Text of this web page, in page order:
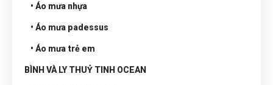
• Áo mưa nhựa
• Áo mưa padessus
• Áo mưa trẻ em
BÌNH VÀ LY THUỶ TINH OCEAN